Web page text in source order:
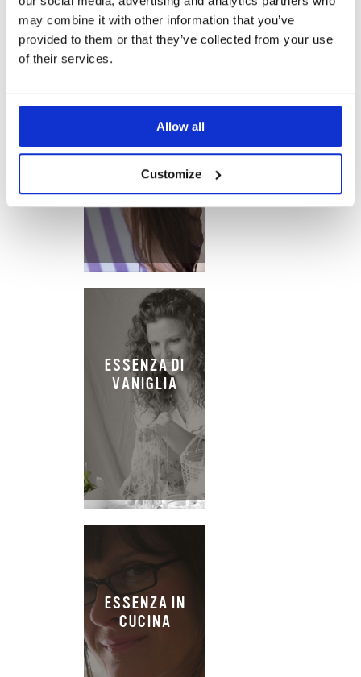
may combine it with other information that you’ve
provided to them or that they’ve collected from your use
of their services.
Allow all
Customize
SONIA NEL
PAESE DELLE
STOVIGLIE
ESSENZA DI
VANIGLIA
ESSENZA IN
CUCINA